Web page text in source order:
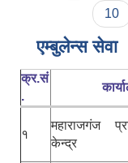
10
एम्बुलेन्स सेवा
क्र.सं
.
१
महाराजगंज
केन्द्र